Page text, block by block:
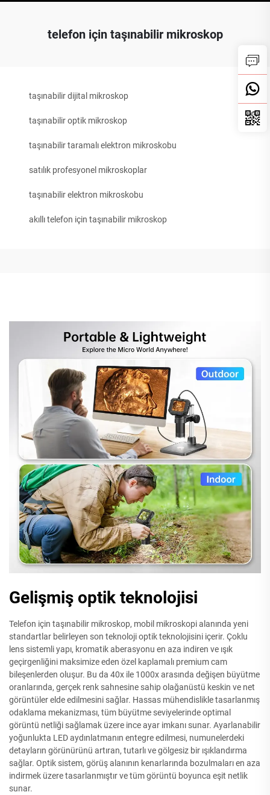
telefon için taşınabilir mikroskop
taşınabilir dijital mikroskop
taşınabilir optik mikroskop
taşınabilir taramalı elektron mikroskobu
satılık profesyonel mikroskoplar
taşınabilir elektron mikroskobu
akıllı telefon için taşınabilir mikroskop
Gelişmiş optik teknolojisi
Telefon için taşınabilir mikroskop, mobil mikroskopi alanında yeni
standartlar belirleyen son teknoloji optik teknolojisini içerir. Çoklu
lens sistemli yapı, kromatik aberasyonu en aza indiren ve ışık
geçirgenliğini maksimize eden özel kaplamalı premium cam
bileşenlerden oluşur. Bu da 40x ile 1000x arasında değişen büyütme
oranlarında, gerçek renk sahnesine sahip olağanüstü keskin ve net
görüntüler elde edilmesini sağlar. Hassas mühendislikle tasarlanmış
odaklama mekanizması, tüm büyütme seviyelerinde optimal
görüntü netliği sağlamak üzere ince ayar imkanı sunar. Ayarlanabilir
yoğunlukta LED aydınlatmanın entegre edilmesi, numunelerdeki
detayların görünürünü artıran, tutarlı ve gölgesiz bir ışıklandırma
sağlar. Optik sistem, görüş alanının kenarlarında bozulmaları en aza
indirmek üzere tasarlanmıştır ve tüm görüntü boyunca eşit netlik
sunar.